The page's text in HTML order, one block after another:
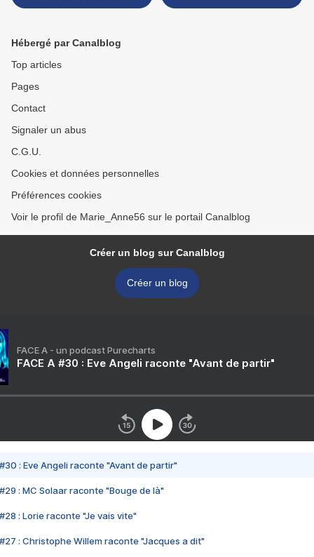
épreuve
Hébergé par Canalblog
Top articles
Pages
Contact
Signaler un abus
C.G.U.
Cookies et données personnelles
Préférences cookies
Voir le profil de Marie_Anne56 sur le portail Canalblog
Créer un blog sur Canalblog
Créer un blog
FACE A - un podcast Purecharts
FACE A #30 : Eve Angeli raconte "Avant de partir"
#30 : Eve Angeli raconte "Avant de partir"
#29 : MC Solaar raconte "Bouge de là"
#28 : Lorie raconte "Je vais vite"
#27 : Christophe Willem raconte "Jacques a dit"